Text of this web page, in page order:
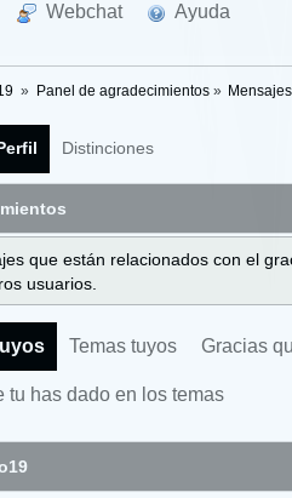
Webchat Ayuda
» Panel de agradecimientos»
Distinciones
que están relacionados con el
usuarios.
Temas tuyos Gracias
tu has dado en los temas